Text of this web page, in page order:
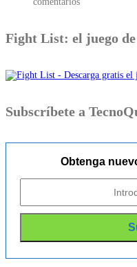
Fight List: el juego
Subscríbete a
Obtenga